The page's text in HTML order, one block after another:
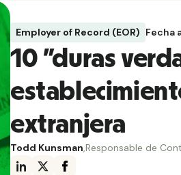
Employer of Record (EOR) Fecha
10 "duras
extranjera
Todd Kunsman,Responsable de